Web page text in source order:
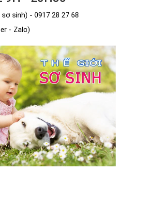
sinh) - 0917 28 27 68
- Zalo)